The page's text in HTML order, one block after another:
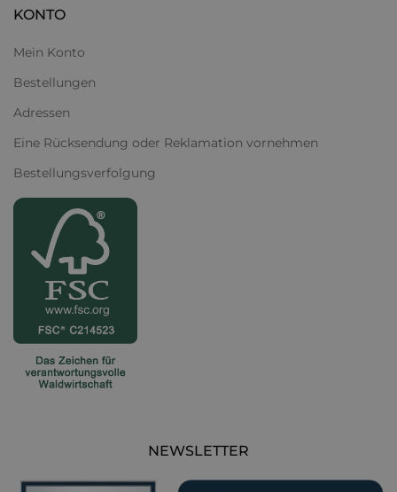
KONTO
Mein Konto
Bestellungen
Adressen
Eine Rücksendung oder Reklamation vornehmen
Bestellungsverfolgung
NEWSLETTER